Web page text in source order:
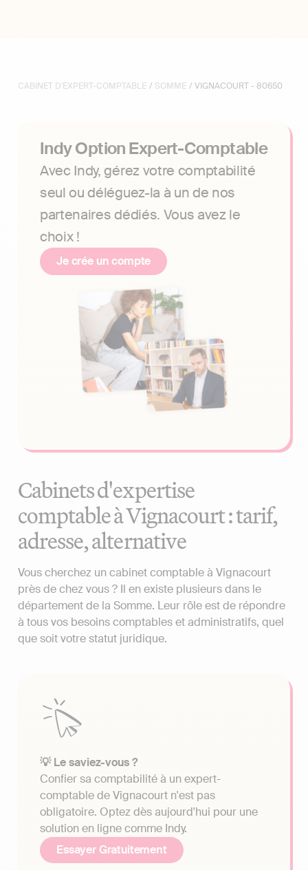
CABINET D'EXPERT-COMPTABLE / SOMME / VIGNACOURT - 80650
Indy Option Expert-Comptable
Avec Indy, gérez votre comptabilité
seul ou déléguez-la à un de nos
partenaires dédiés. Vous avez le
choix !
Je crée un compte
Cabinets d'expertise
comptable à Vignacourt : tarif,
adresse, alternative
Vous cherchez un cabinet comptable à Vignacourt
près de chez vous ? Il en existe plusieurs dans le
département de la Somme. Leur rôle est de répondre
à tous vos besoins comptables et administratifs, quel
que soit votre statut juridique.
💡 Le saviez-vous ?
Confier sa comptabilité à un expert-
comptable de Vignacourt n'est pas
obligatoire. Optez dès aujourd'hui pour une
solution en ligne comme Indy.
Essayer Gratuitement